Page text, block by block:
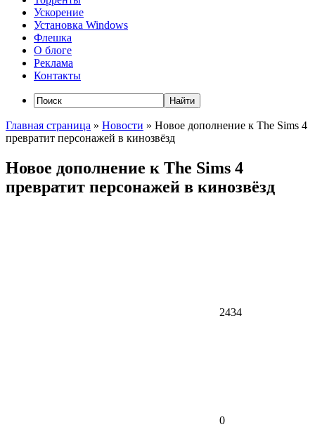
Ускорение
Установка Windows
Флешка
О блоге
Реклама
Контакты
Главная страница » Новости » Новое дополнение к The Sims 4
превратит персонажей в кинозвёзд
Новое дополнение к The Sims 4
превратит персонажей в кинозвёзд
2434
0